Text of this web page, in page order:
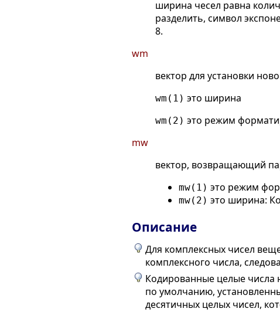
ширина чесел равна
разделить, символ
8.
wm
вектор для установки
wm(1) это ширина
wm(2) это режим
mw
вектор, возвращающий
mw(1) это режим
mw(2) это ширина:
Описание
Для комплексных чисел
комплексного числа,
Кодированные целые числа
по умолчанию,
десятичных целых чисел,